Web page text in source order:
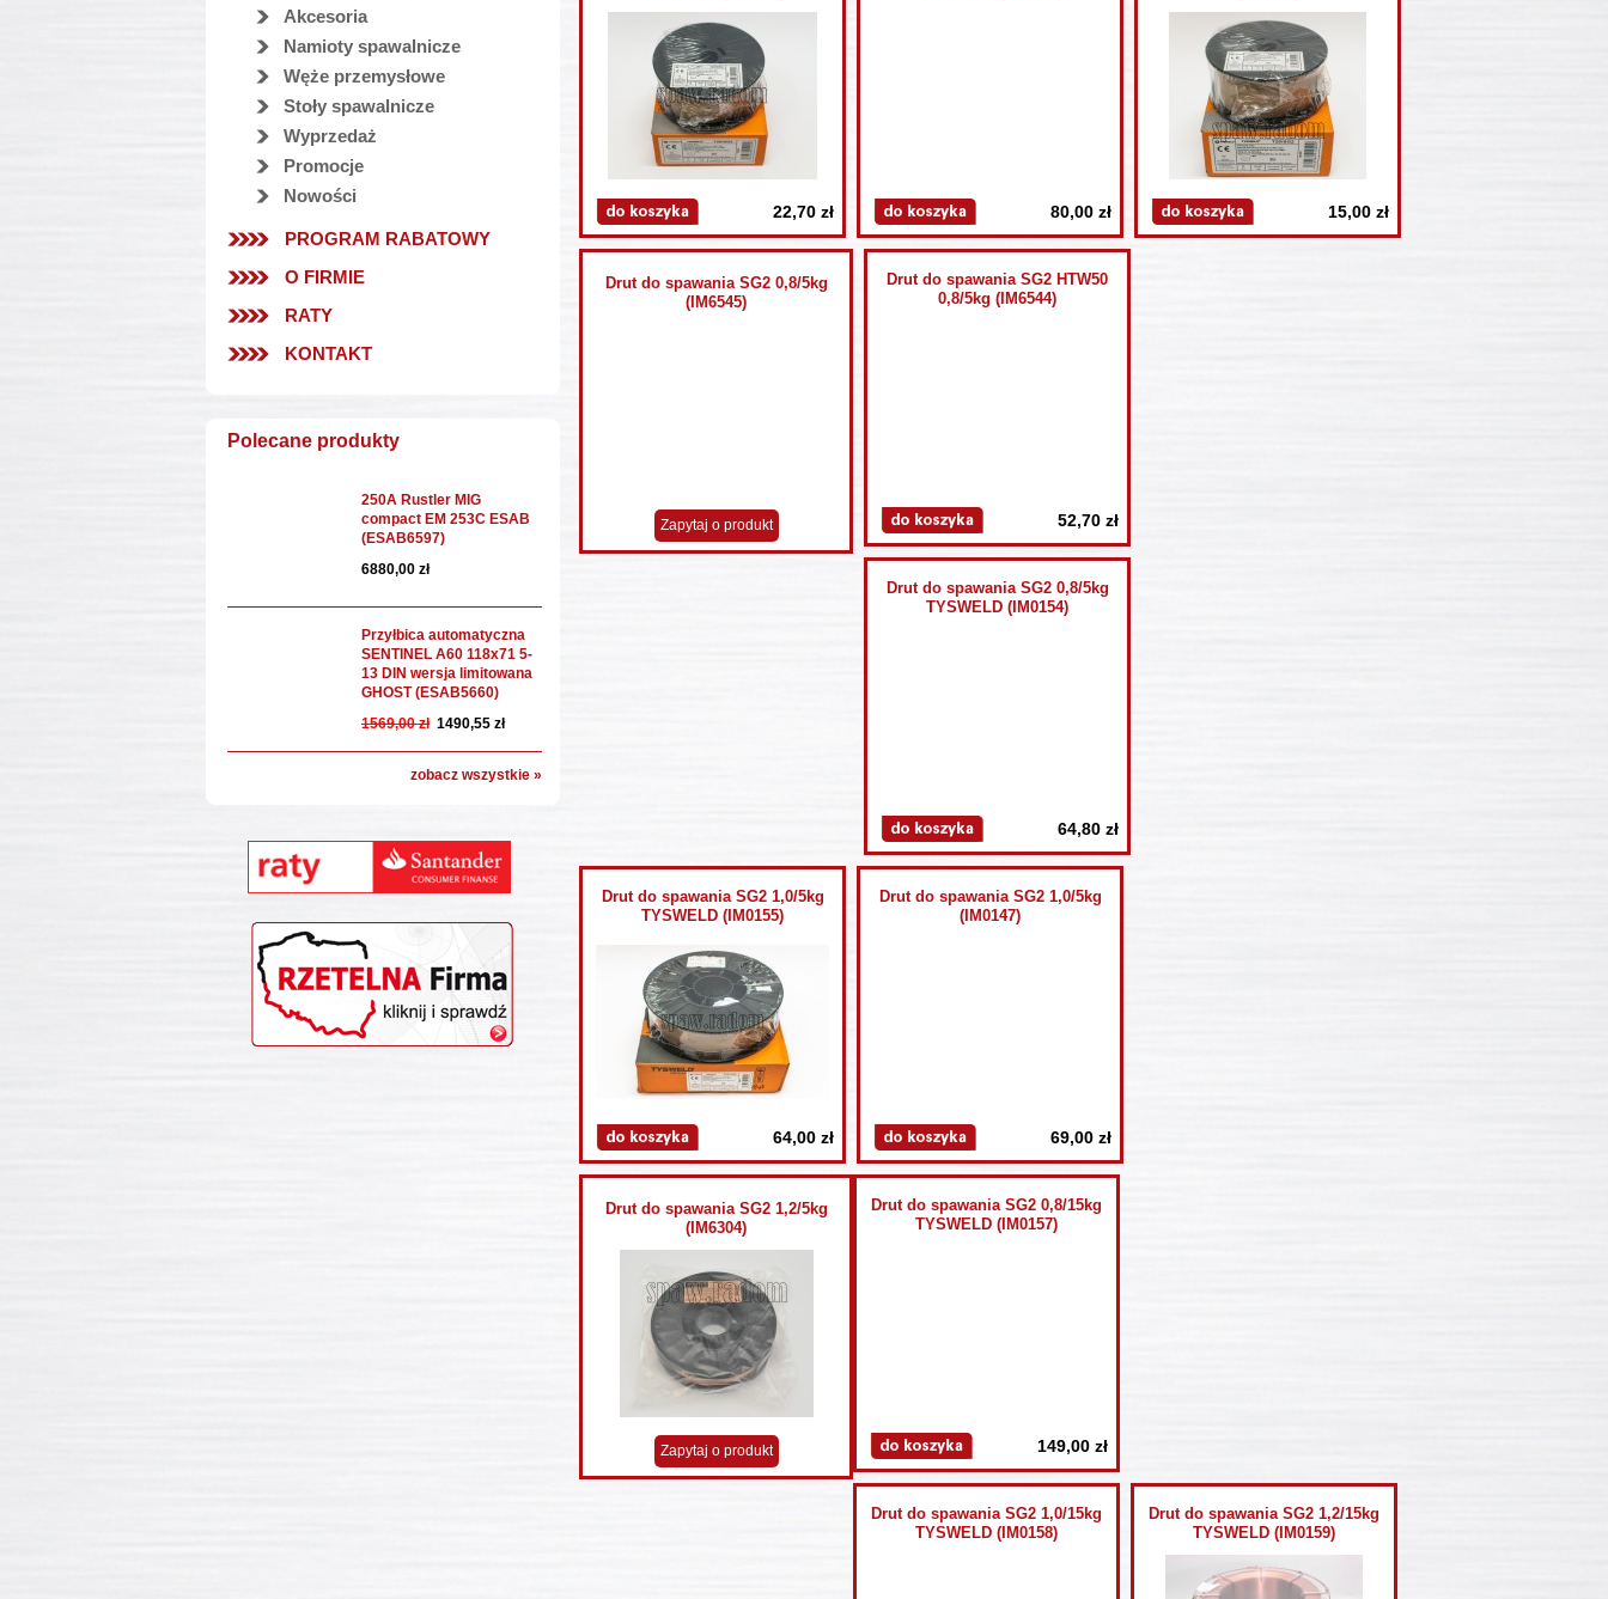
Akcesoria
Namioty spawalnicze
Węże przemysłowe
Stoły spawalnicze
Wyprzedaż
Promocje
Nowości
PROGRAM RABATOWY
O FIRMIE
RATY
KONTAKT
Polecane produkty
250A Rustler MIG
compact EM 253C ESAB
(ESAB6597)
6880,00 zł
Przyłbica automatyczna
SENTINEL A60 118x71 5-
13 DIN wersja limitowana
GHOST (ESAB5660)
1569,00 zł 1490,55 zł
zobacz wszystkie »
22,70 zł 80,00 zł 15,00 zł
Drut do spawania SG2 0,8/5kg
(IM6545)
Zapytaj o produkt
Drut do spawania SG2 HTW50
0,8/5kg (IM6544)
52,70 zł
Drut do spawania SG2 0,8/5kg
TYSWELD (IM0154)
64,80 zł
Drut do spawania SG2 1,0/5kg
TYSWELD (IM0155)
64,00 zł
Drut do spawania SG2 1,0/5kg
(IM0147)
69,00 zł
Drut do spawania SG2 1,2/5kg
(IM6304)
Zapytaj o produkt
Drut do spawania SG2 0,8/15kg
TYSWELD (IM0157)
149,00 zł
Drut do spawania SG2 1,0/15kg
TYSWELD (IM0158)
Drut do spawania SG2 1,2/15kg
TYSWELD (IM0159)